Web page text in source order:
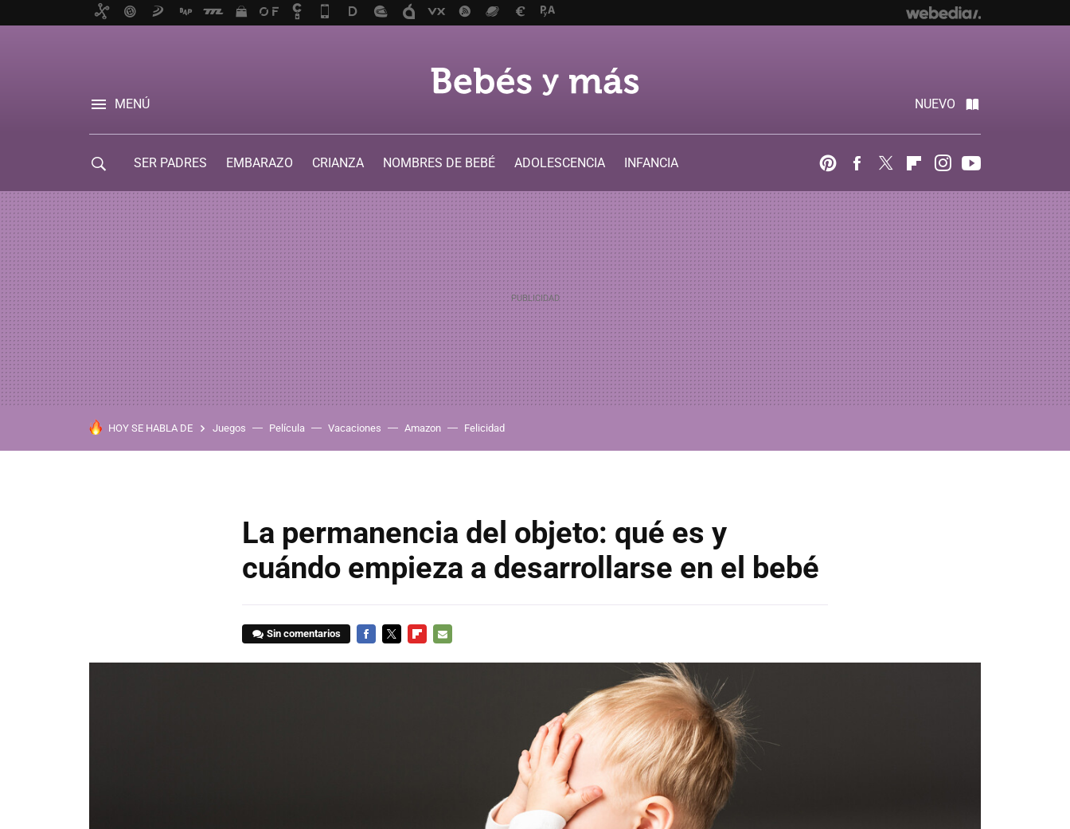
MENÚ NUEVO
SER PADRES EMBARAZO CRIANZA NOMBRES DE BEBÉ ADOLESCENCIA
INFANCIA
PinterestFacebook
Twitter FlipboardInstagram
HOY SE HABLA DE Juegos Película Vacaciones Amazon Felicidad
La permanencia del objeto: qué es y
cuándo empieza a desarrollarse en el bebé
Sin comentarios